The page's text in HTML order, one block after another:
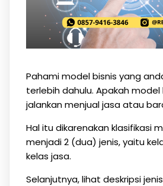
Pahami model bisnis yang
terlebih dahulu. Apakah
jalankan menjual jasa atau
Hal itu dikarenakan klasifikasi
menjadi 2 (dua) jenis, yaitu
kelas jasa.
Selanjutnya, lihat deskripsi